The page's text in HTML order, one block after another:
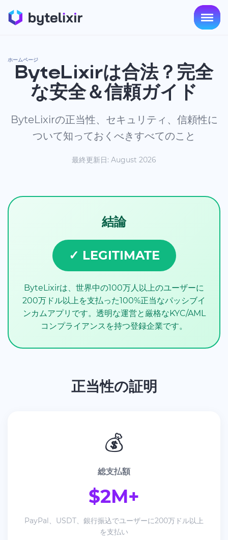
ホームページ
ByteLixirは合法？完全
な安全＆信頼ガイド
ByteLixirの正当性、セキュリティ、信頼性に
ついて知っておくべきすべてのこと
最終更新日: August 2026
結論
✓ LEGITIMATE
ByteLixirは、世界中の100万人以上のユーザーに
200万ドル以上を支払った100%正当なパッシブイ
ンカムアプリです。透明な運営と厳格なKYC/AML
コンプライアンスを持つ登録企業です。
正当性の証明
💰
総支払額
$2M+
PayPal、USDT、銀行振込でユーザーに200万ドル以上
を支払い